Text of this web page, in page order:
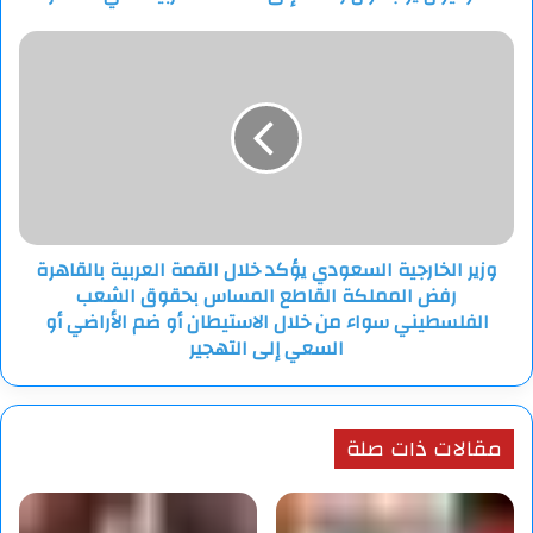
وزير
رفض
المملكة
المساس
الفلسطيني
من
خلال
الاستيطان
أو
وزير الخارجية السعودي يؤكد خلال القمة العربية بالقاهرة
رفض المملكة القاطع المساس بحقوق الشعب
الفلسطيني سواء من خلال الاستيطان أو ضم الأراضي أو
السعي إلى التهجير
مقالات ذات صلة